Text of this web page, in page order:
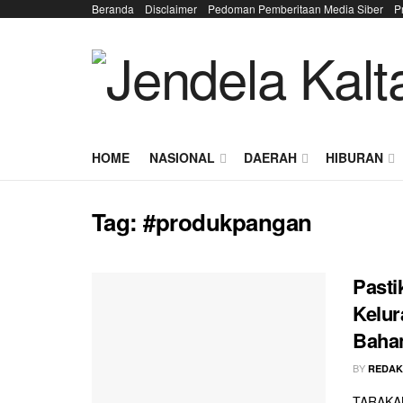
Beranda Disclaimer Pedoman Pemberitaan Media Siber
HOME NASIONAL DAERAH HIBURAN
Tag:#produkpangan
BY